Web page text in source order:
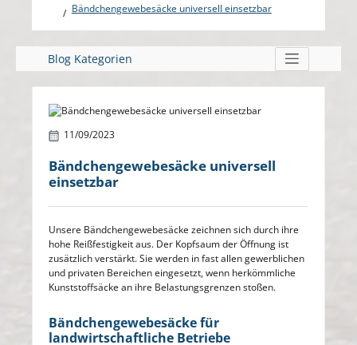
Bändchengewebesäcke universell einsetzbar
Blog Kategorien
Bildergalerie überspringen
11/09/2023
Bändchengewebesäcke universell
einsetzbar
Unsere Bändchengewebesäcke zeichnen sich durch ihre
hohe Reißfestigkeit aus. Der Kopfsaum der Öffnung ist
zusätzlich verstärkt. Sie werden in fast allen gewerblichen
und privaten Bereichen eingesetzt, wenn herkömmliche
Kunststoffsäcke an ihre Belastungsgrenzen stoßen.
Bändchengewebesäcke für
landwirtschaftliche Betriebe